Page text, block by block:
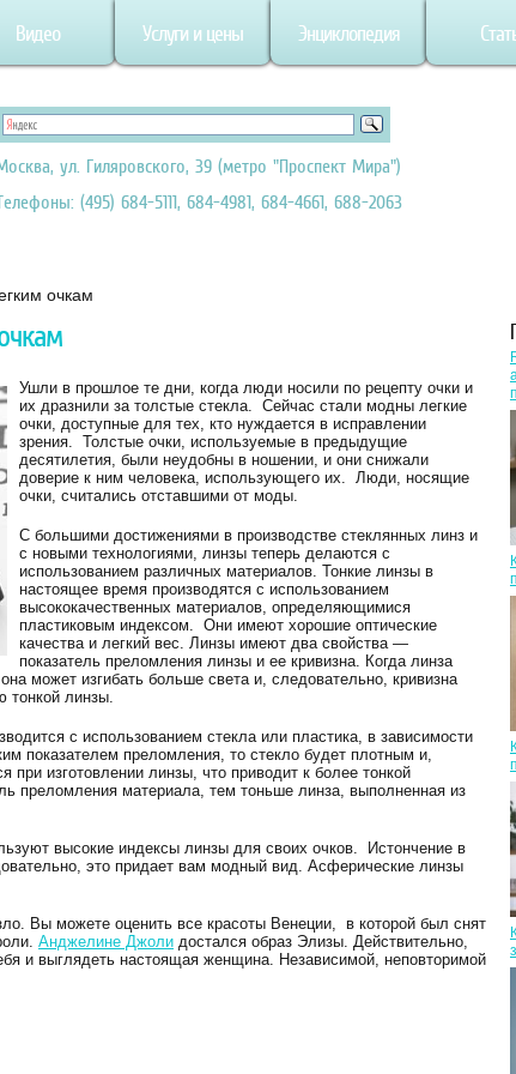
Видео Услуги и цены Энциклопедия
ул. Гиляровского, 39 (метро "Проспект Мира")
(495) 684-5111, 684-4981, 684-4661, 688-2063
очкам
Ушли в прошлое те дни, когда люди носили по рецепту очки и
их дразнили за толстые стекла. Сейчас стали модны легкие
очки, доступные для тех, кто нуждается в исправлении
зрения. Толстые очки, используемые в предыдущие
десятилетия, были неудобны в ношении, и они снижали
доверие к ним человека, использующего их. Люди, носящие
очки, считались отставшими от моды.
С большими достижениями в производстве стеклянных линз и
с новыми технологиями, линзы теперь делаются с
использованием различных материалов. Тонкие линзы в
настоящее время производятся с использованием
высококачественных материалов, определяющимися
пластиковым индексом. Они имеют хорошие оптические
качества и легкий вес. Линзы имеют два свойства —
показатель преломления линзы и ее кривизна. Когда линза
может изгибать больше света и, следовательно, кривизна
тонкой линзы.
с использованием стекла или пластика, в зависимости
показателем преломления, то стекло будет плотным и,
изготовлении линзы, что приводит к более тонкой
преломления материала, тем тоньше линза, выполненная из
высокие индексы линзы для своих очков. Истончение в
это придает вам модный вид. Асферические линзы
Вы можете оценить все красоты Венеции, в которой был снят
Анджелине Джоли достался образ Элизы. Действительно,
и выглядеть настоящая женщина. Независимой, неповторимой